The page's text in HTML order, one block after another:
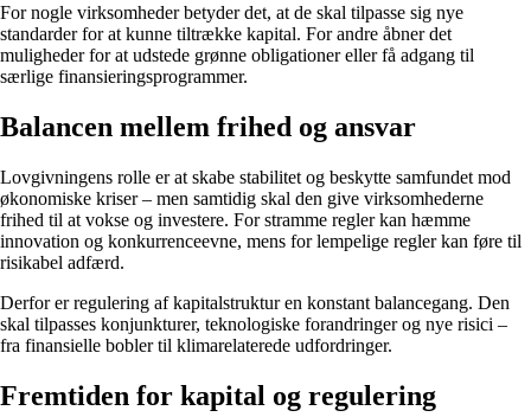
For nogle virksomheder betyder det, at de skal tilpasse sig nye
standarder for at kunne tiltrække kapital. For andre åbner det
muligheder for at udstede grønne obligationer eller få adgang til
særlige finansieringsprogrammer.
Balancen mellem frihed og ansvar
Lovgivningens rolle er at skabe stabilitet og beskytte samfundet mod
økonomiske kriser – men samtidig skal den give virksomhederne
frihed til at vokse og investere. For stramme regler kan hæmme
innovation og konkurrenceevne, mens for lempelige regler kan føre til
risikabel adfærd.
Derfor er regulering af kapitalstruktur en konstant balancegang. Den
skal tilpasses konjunkturer, teknologiske forandringer og nye risici –
fra finansielle bobler til klimarelaterede udfordringer.
Fremtiden for kapital og regulering